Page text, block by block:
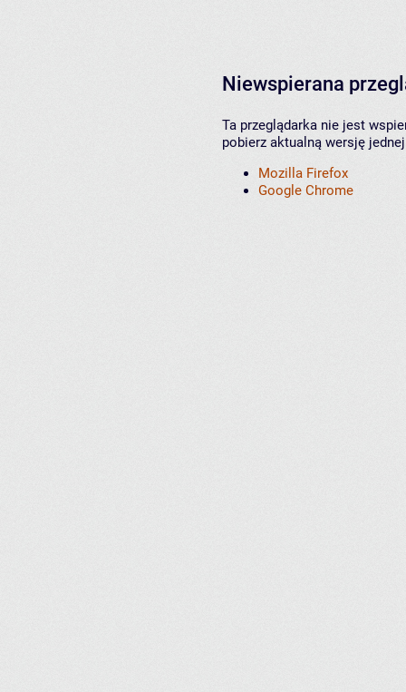
Niewspierana
Ta przeglądarka nie jest
pobierz aktualną wersję
Mozilla Firefox
Google Chrome